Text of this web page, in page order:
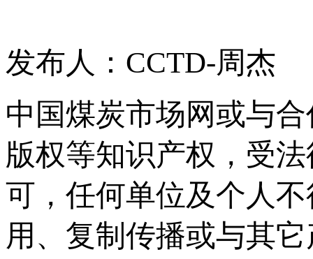
发布人：CCTD-周杰
中国煤炭市场网或与
版权等知识产权，受
可，任何单位及个人
用、复制传播或与其